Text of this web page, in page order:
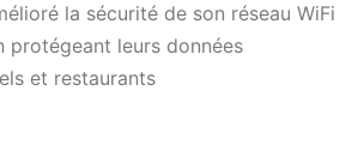
la sécurité de son réseau WiFi
protégeant leurs données
et restaurants